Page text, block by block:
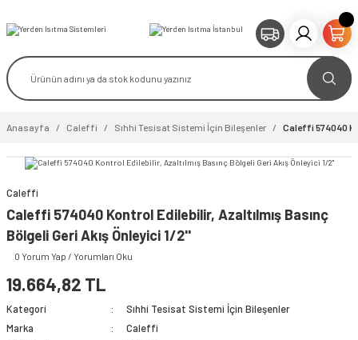
Anasayfa Caleffi Sıhhi Tesisat Sistemi İçin Bileşenler Caleffi 574040
video izle
Caleffi
Caleffi 574040 Kontrol Edilebilir, Azaltılmış Basınç
Bölgeli Geri Akış Önleyici 1/2''
0 Yorum Yap / Yorumları Oku
19.664,82 TL
Kategori
Sıhhi Tesisat Sistemi İçin Bileşenler
Marka
Caleffi